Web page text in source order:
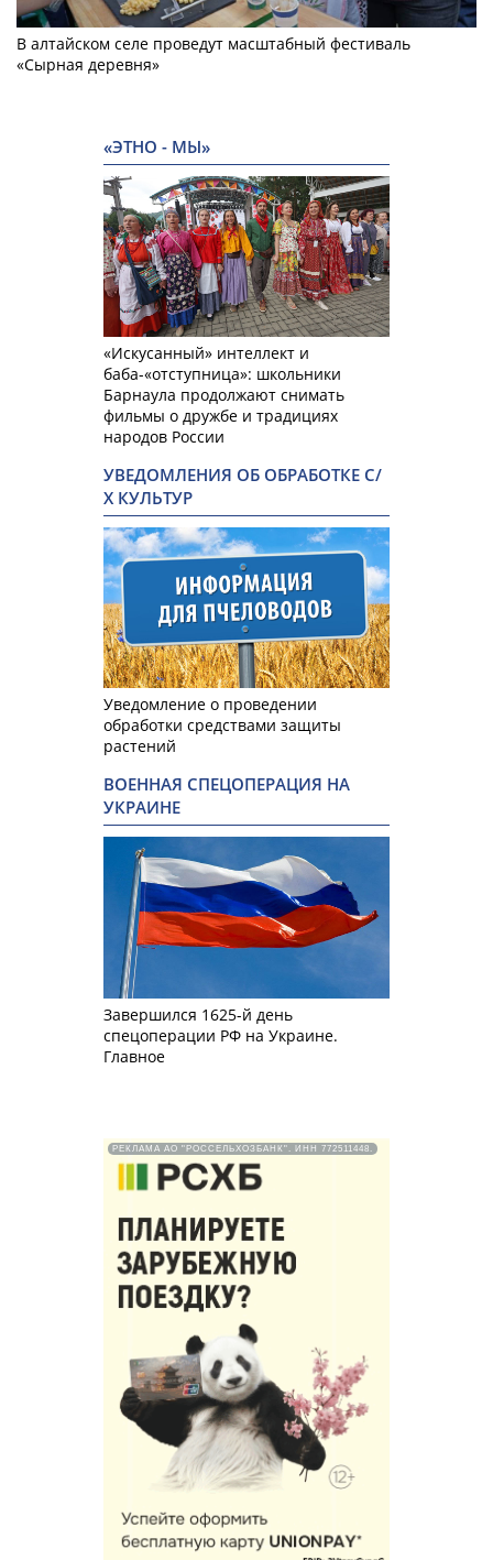
В алтайском селе проведут масштабный фестиваль
«Сырная деревня»
«ЭТНО - МЫ»
«Искусанный» интеллект и
баба-«отступница»: школьники
Барнаула продолжают снимать
фильмы о дружбе и традициях
народов России
УВЕДОМЛЕНИЯ ОБ ОБРАБОТКЕ С/
Х КУЛЬТУР
Уведомление о проведении
обработки средствами защиты
растений
ВОЕННАЯ СПЕЦОПЕРАЦИЯ НА
УКРАИНЕ
Завершился 1625-й день
спецоперации РФ на Украине.
Главное
РЕКЛАМА АО "РОССЕЛЬХОЗБАНК". ИНН 772511448.